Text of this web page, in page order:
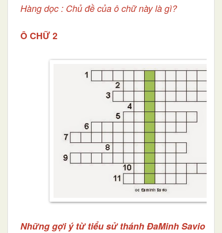
Hàng dọc : Chủ đề của ô chữ này là gì?
Ô CHỮ 2
Những gợi ý từ tiểu sử thánh ĐaMinh Savio